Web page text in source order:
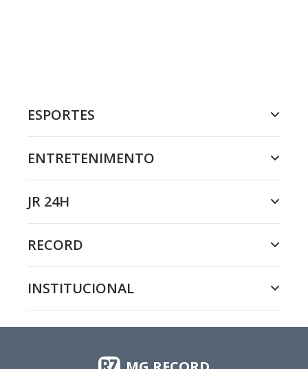
ESPORTES
ENTRETENIMENTO
JR 24H
RECORD
INSTITUCIONAL